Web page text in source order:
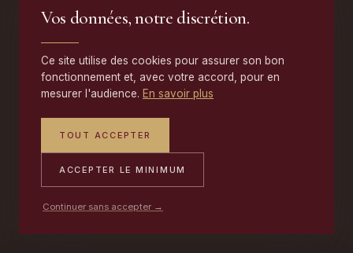
Vos données, notre discrétion.
Ce site utilise des cookies pour assurer son bon
fonctionnement et, avec votre accord, pour en
mesurer l'audience. En savoir plus
TOUT ACCEPTER
ACCEPTER LE MINIMUM
Continuer sans accepter →